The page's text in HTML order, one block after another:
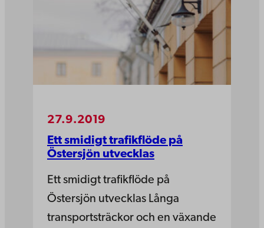
27.9.2019
Ett smidigt trafikflöde på
Östersjön utvecklas
Ett smidigt trafikflöde på
Östersjön utvecklas Långa
transportsträckor och en växande